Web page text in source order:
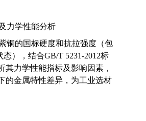
力学性能分析
铜的国标硬度和抗拉强度（包
态），结合GB/T 5231-2012标
其力学性能指标及影响因素，
的金属特性差异，为工业选材